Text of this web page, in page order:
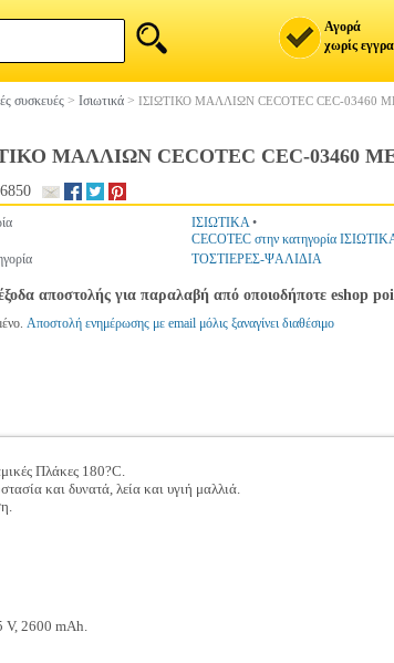
Αγορά
χωρίς
συσκευές > Ισιωτικά > ΙΣΙΩΤΙΚΟ ΜΑΛΛΙΩΝ CECOTEC CEC-
ΜΑΛΛΙΩΝ CECOTEC CEC-03460
ΙΣΙΩΤΙΚΑ•
CECOTEC στην κατηγορία
ΤΟΣΤΙΕΡΕΣ-ΨΑΛΙΔΙΑ
αποστολής για παραλαβή από οποιοδήποτε eshop
Αποστολή ενημέρωσης με email μόλις ξαναγίνει διαθέσιμο
Πλάκες 180?C.
και δυνατά, λεία και υγιή μαλλιά.
V, 2600 mAh.